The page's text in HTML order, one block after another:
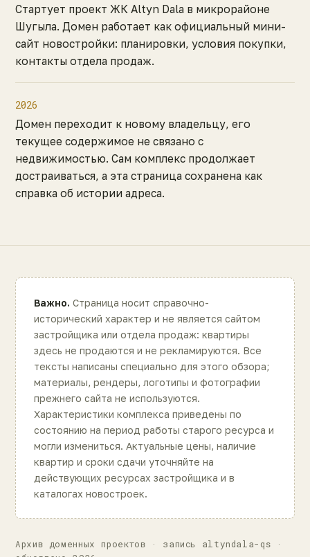
Стартует проект ЖК Altyn Dala в микрорайоне
Шугыла. Домен работает как официальный мини-
сайт новостройки: планировки, условия покупки,
контакты отдела продаж.
2026
Домен переходит к новому владельцу, его
текущее содержимое не связано с
недвижимостью. Сам комплекс продолжает
достраиваться, а эта страница сохранена как
справка об истории адреса.
Важно. Страница носит справочно-
исторический характер и не является сайтом
застройщика или отдела продаж: квартиры
здесь не продаются и не рекламируются. Все
тексты написаны специально для этого обзора;
материалы, рендеры, логотипы и фотографии
прежнего сайта не используются.
Характеристики комплекса приведены по
состоянию на период работы старого ресурса и
могли измениться. Актуальные цены, наличие
квартир и сроки сдачи уточняйте на
действующих ресурсах застройщика и в
каталогах новостроек.
Архив доменных проектов · запись altyndala-qs ·